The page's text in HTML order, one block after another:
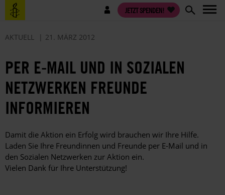
Direkt
zum
Benutzermenü JETZT SPENDEN!
AKTUELL 21. MÄRZ 2012
PER E-MAIL UND IN SOZIALEN
NETZWERKEN FREUNDE
INFORMIEREN
Damit die Aktion ein Erfolg wird brauchen wir Ihre Hilfe.
Laden Sie Ihre Freundinnen und Freunde per E-Mail und in
den Sozialen Netzwerken zur Aktion ein.
Vielen Dank für Ihre Unterstützung!